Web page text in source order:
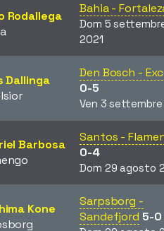
Rodallega
Bahia -
Dom 5
2021
Dallinga
Den Bosch -
0-5
Ven 3 settembre
Barbosa
Santos -
0-4
Dom 29 agosto
Kone
Sarpsborg -
Sandefjord 5-0